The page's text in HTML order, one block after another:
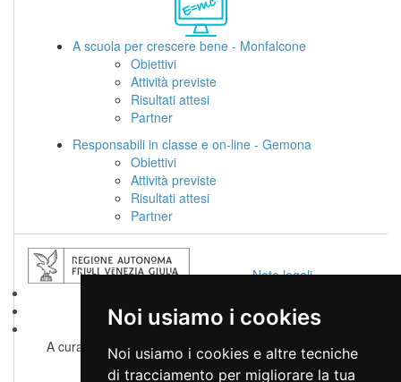
Noi usiamo i cookies
Noi usiamo i cookies e altre tecniche
di tracciamento per migliorare la tua
A scuola per crescere bene - Monfalcone
Obiettivi
Attività previste
Risultati attesi
Partner
Responsabili in classe e on-line - Gemona
Obiettivi
Attività previste
Risultati attesi
Partner
Note legali
Accessibilità
Cambio preferenze cookie
A cura di
servizio sistemi informativi, digitalizzazione ed e-
government